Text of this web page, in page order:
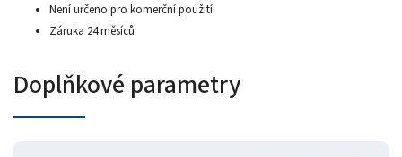
Není určeno pro komerční použití
Záruka 24 měsíců
Doplňkové parametry